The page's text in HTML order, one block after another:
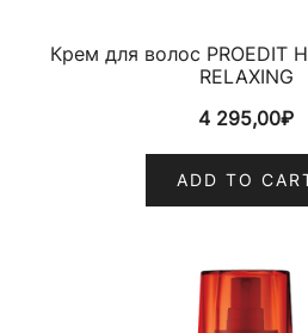
Крем для волос PROEDIT
RELAXING
4 295,00₽
ADD TO